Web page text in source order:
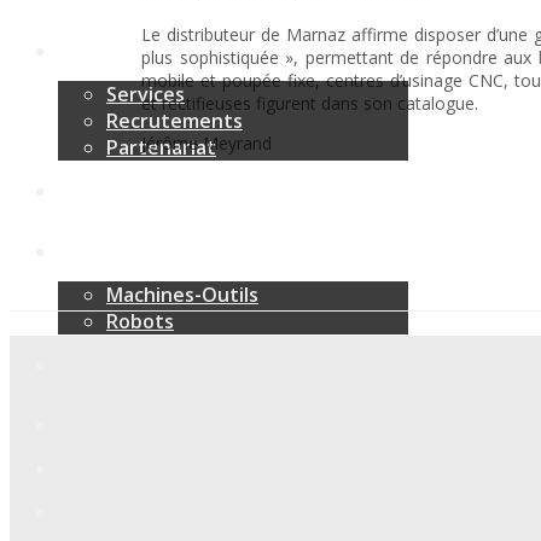
Services
Recrutements
Partenariat
Machines-Outils
Robots
Le distributeur de Marnaz affirme disposer
plus sophistiquée », permettant de répondre aux
mobile et poupée fixe, centres d’usinage CNC,
et rectifieuses figurent dans son catalogue.
Jérôme Meyrand